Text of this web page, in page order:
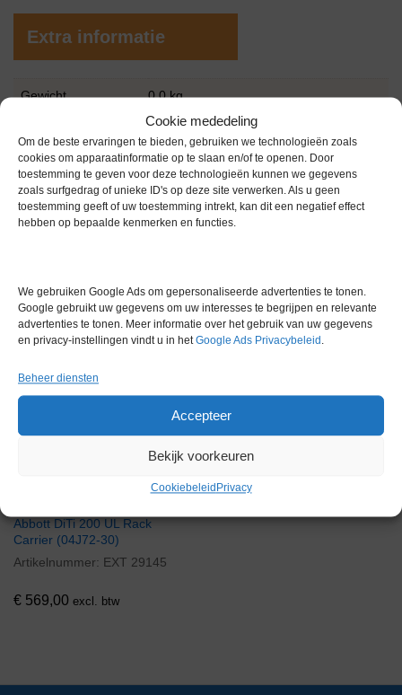
Cookie mededeling
Om de beste ervaringen te bieden, gebruiken we technologieën zoals
cookies om apparaatinformatie op te slaan en/of te openen. Door
toestemming te geven voor deze technologieën kunnen we gegevens
zoals surfgedrag of unieke ID's op deze site verwerken. Als u geen
toestemming geeft of uw toestemming intrekt, kan dit een negatief effect
hebben op bepaalde kenmerken en functies.
We gebruiken Google Ads om gepersonaliseerde advertenties te tonen.
Google gebruikt uw gegevens om uw interesses te begrijpen en relevante
advertenties te tonen. Meer informatie over het gebruik van uw gegevens
en privacy-instellingen vindt u in hetGoogle Ads Privacybeleid .
Beheer diensten
Accepteer
Bekijk voorkeuren
Cookiebeleid Privacy
Extra informatie
Gewicht 0,0 kg
Pureprep
Conditie Zo goed als nieuw
Garantie 1 maand
Gerelateerde producten
Via bemiddeling
Abbott DiTi 200 UL Rack
Carrier (04J72-30)
Artikelnummer: EXT 29145
€ 569,00 excl. btw